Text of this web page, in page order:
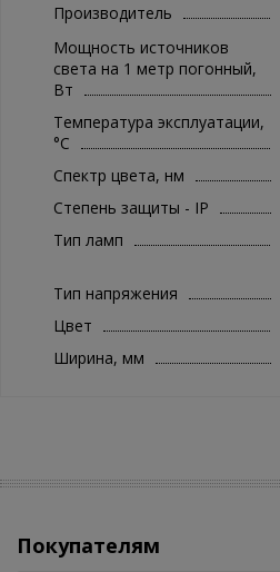
Производитель
Мощность источников
света на 1 метр погонный,
Вт
Температура эксплуатации,
°C
Спектр цвета, нм
Степень защиты - IP
Тип ламп
Тип напряжения
Цвет
Ширина, мм
Покупателям